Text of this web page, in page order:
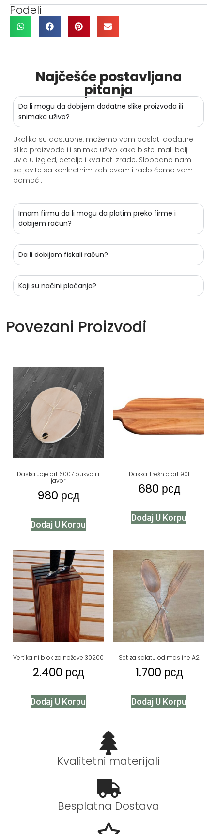
Podeli
Najčešće postavljana
pitanja
Da li mogu da dobijem dodatne slike proizvoda ili
snimaka uživo?
Ukoliko su dostupne, možemo vam poslati dodatne
slike proizvoda ili snimke uživo kako biste imali bolji
uvid u izgled, detalje i kvalitet izrade. Slobodno nam
se javite sa konkretnim zahtevom i rado ćemo vam
pomoći.
Imam firmu da li mogu da platim preko firme i
dobijem račun?
Da li dobijam fiskali račun?
Koji su načini plaćanja?
Povezani Proizvodi
Daska Jaje art 6007 bukva ili
javor
980 рсд
Dodaj U Korpu
Daska Trešnja art 901
680 рсд
Dodaj U Korpu
Vertikalni blok za noževe 30200
2.400 рсд
Dodaj U Korpu
Set za salatu od masline A2
1.700 рсд
Dodaj U Korpu
Kvalitetni materijali
Besplatna Dostava